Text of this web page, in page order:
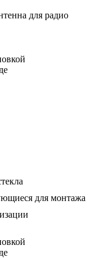
для радио
для монтажа